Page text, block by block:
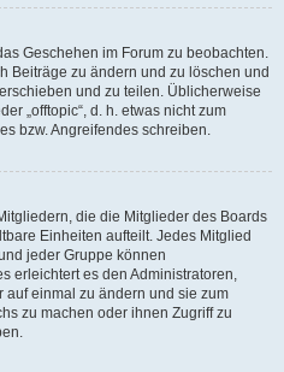
Geschehen im Forum zu beobachten.
Beiträge zu ändern und zu löschen und
und zu teilen. Üblicherweise
„offtopic“, d. h. etwas nicht zum
bzw. Angreifendes schreiben.
die die Mitglieder des Boards
Einheiten aufteilt. Jedes Mitglied
jeder Gruppe können
erleichtert es den Administratoren,
auf einmal zu ändern und sie zum
zu machen oder ihnen Zugriff zu